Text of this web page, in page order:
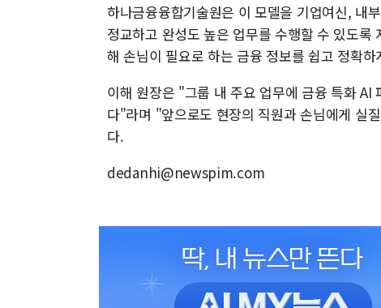
하나금융융합기술원은 이 모델을 기업여신, 내
정교하고 완성도 높은 업무를 수행할 수 있도
해 손님이 필요로 하는 금융 정보를 쉽고 정확
이해 원장은 "그룹 내 주요 업무에 금융 특화 AI
다"라며 "앞으로도 현장의 직원과 손님에게 실
다.
dedanhi@newspim.com